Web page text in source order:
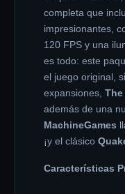
completa que
impresionantes,
120 FPS y una
es todo: este
el juego original,
expansiones,
además de una
MachineGames
¡y el clásico
Características